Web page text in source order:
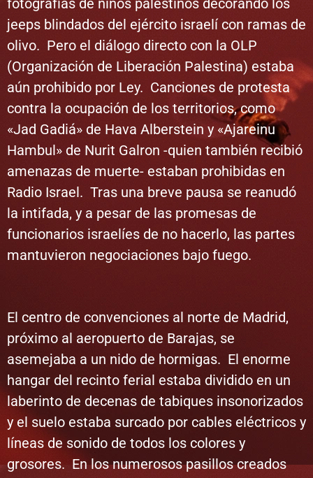
fotografías de niños palestinos decorando los
jeeps blindados del ejército israelí con ramas de
olivo. Pero el diálogo directo con la OLP
(Organización de Liberación Palestina) estaba
aún prohibido por Ley. Canciones de protesta
contra la ocupación de los territorios, como
«Jad Gadiá» de Hava Alberstein y «Ajareinu
Hambul» de Nurit Galron -quien también recibió
amenazas de muerte- estaban prohibidas en
Radio Israel. Tras una breve pausa se reanudó
la intifada, y a pesar de las promesas de
funcionarios israelíes de no hacerlo, las partes
mantuvieron negociaciones bajo fuego.
El centro de convenciones al norte de Madrid,
próximo al aeropuerto de Barajas, se
asemejaba a un nido de hormigas. El enorme
hangar del recinto ferial estaba dividido en un
laberinto de decenas de tabiques insonorizados
y el suelo estaba surcado por cables eléctricos y
líneas de sonido de todos los colores y
grosores. En los numerosos pasillos creados